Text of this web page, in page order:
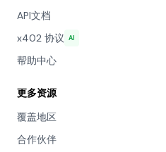
API文档
x402 协议 AI
帮助中心
更多资源
覆盖地区
合作伙伴